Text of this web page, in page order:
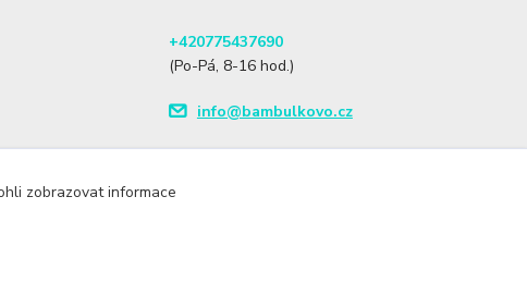
+420775437690
(Po-Pá, 8-16 hod.)
info@bambulkovo.cz
zobrazovat informace